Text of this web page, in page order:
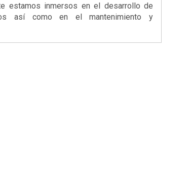
estamos inmersos en el desarrollo de
así como en el mantenimiento y